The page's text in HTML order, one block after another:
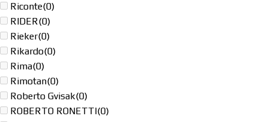
Riconte(0)
RIDER(0)
Rieker(0)
Rikardo(0)
Rima(0)
Rimotan(0)
Roberto Gvisak(0)
ROBERTO RONETTI(0)